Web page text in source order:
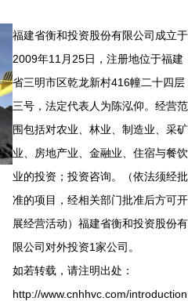
福建省衡和投资股份有限公司成立于
2009年11月25日，注册地位于福建
省三明市区乾龙新村416幢二十四层
三号，法定代表人为陈泓仰。经营范
围包括对农业、林业、制造业、采矿
业、房地产业、金融业、住宿与餐饮
业的投资；投资咨询。（依法须经批
准的项目，经相关部门批准后方可开
展经营活动）福建省衡和投资股份有
限公司对外投资1家公司。
如若转载，请注明出处：
http://www.cnhhvc.com/